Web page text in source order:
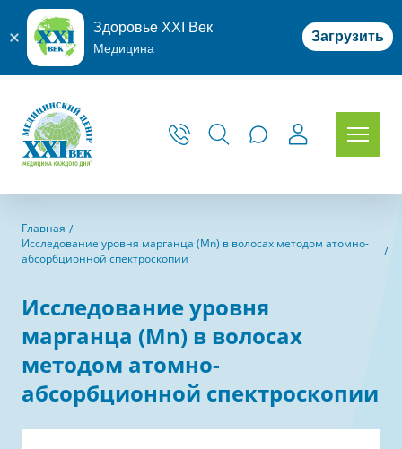
Здоровье XXI Век
Медицина
Загрузить
Главная
Исследование уровня марганца (Mn) в волосах методом атомно-
абсорбционной спектроскопии
Исследование уровня
марганца (Mn) в волосах
методом атомно-
абсорбционной спектроскопии